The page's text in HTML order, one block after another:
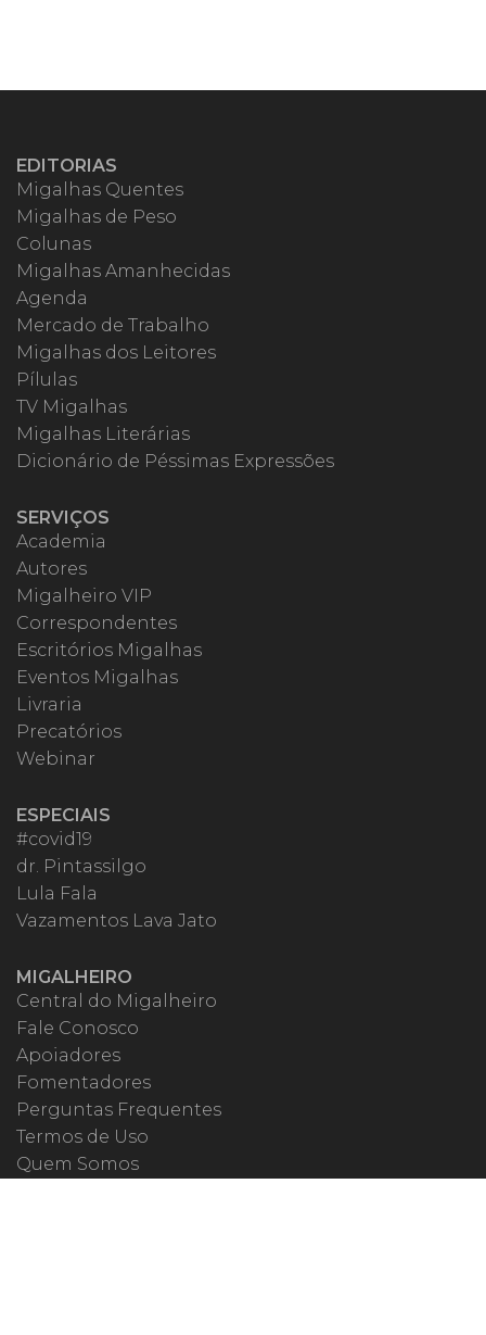
EDITORIAS
Migalhas Quentes
Migalhas de Peso
Colunas
Migalhas Amanhecidas
Agenda
Mercado de Trabalho
Migalhas dos Leitores
Pílulas
TV Migalhas
Migalhas Literárias
Dicionário de Péssimas Expressões
SERVIÇOS
Academia
Autores
Migalheiro VIP
Correspondentes
Escritórios Migalhas
Eventos Migalhas
Livraria
Precatórios
Webinar
ESPECIAIS
#covid19
dr. Pintassilgo
Lula Fala
Vazamentos Lava Jato
MIGALHEIRO
Central do Migalheiro
Fale Conosco
Apoiadores
Fomentadores
Perguntas Frequentes
Termos de Uso
Quem Somos